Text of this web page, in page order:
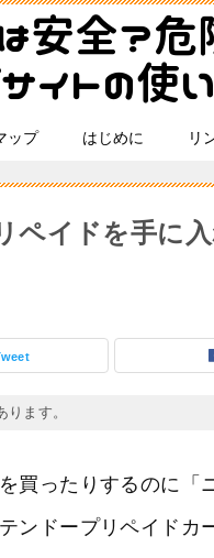
ップ はじめに リ
ペイドを手に
ます。
買ったりするのに「
ンドープリペイドカ